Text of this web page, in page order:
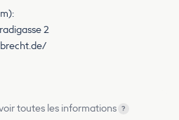
2
toutes les informations ?